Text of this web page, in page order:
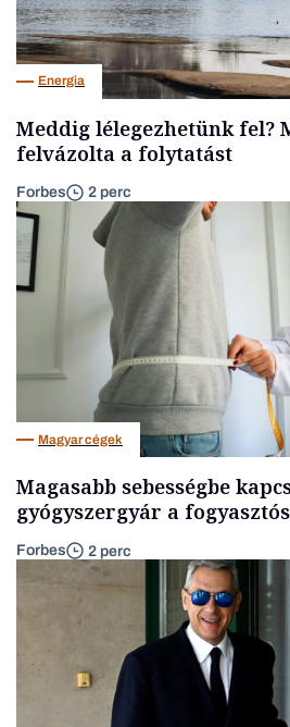
Energia
Meddig lélegezhetünk fel?
felvázolta a folytatást
Forbes 2 perc
Magyar cégek
Magasabb sebességbe
gyógyszergyár a
Forbes 2 perc